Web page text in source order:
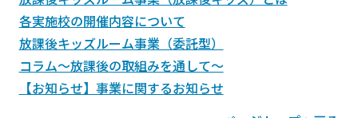
各実施校の開催内容について
放課後キッズルーム事業（委託型）
コラム～放課後の取組みを通して～
【お知らせ】事業に関するお知らせ